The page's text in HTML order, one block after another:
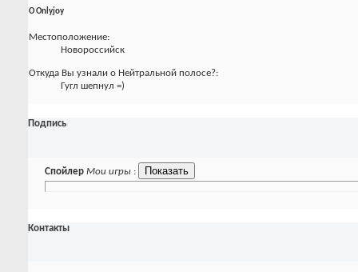
О Onlyjoy
Местоположение:
Новороссийск
Откуда Вы узнали о Нейтральной полосе?:
Гугл шепнул =)
Подпись
Спойлер Мои игры :
Контакты